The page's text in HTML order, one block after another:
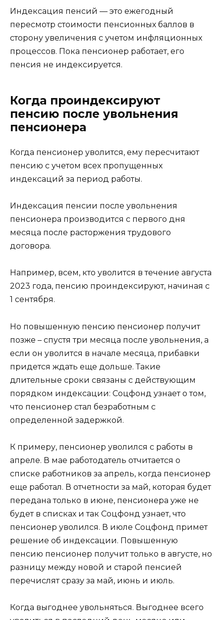
Индексация пенсий — это ежегодный
пересмотр стоимости пенсионных баллов в
сторону увеличения с учетом инфляционных
процессов. Пока пенсионер работает, его
пенсия не индексируется.
Когда проиндексируют
пенсию после увольнения
пенсионера
Когда пенсионер уволится, ему пересчитают
пенсию с учетом всех пропущенных
индексаций за период работы.
Индексация пенсии после увольнения
пенсионера производится с первого дня
месяца после расторжения трудового
договора.
Например, всем, кто уволится в течение августа
2023 года, пенсию проиндексируют, начиная с
1 сентября.
Но повышенную пенсию пенсионер получит
позже – спустя три месяца после увольнения, а
если он уволится в начале месяца, прибавки
придется ждать еще дольше. Такие
длительные сроки связаны с действующим
порядком индексации: Соцфонд узнает о том,
что пенсионер стал безработным с
определенной задержкой.
К примеру, пенсионер уволился с работы в
апреле. В мае работодатель отчитается о
списке работников за апрель, когда пенсионер
еще работал. В отчетности за май, которая будет
передана только в июне, пенсионера уже не
будет в списках и так Соцфонд узнает, что
пенсионер уволился. В июле Соцфонд примет
решение об индексации. Повышенную
пенсию пенсионер получит только в августе, но
разницу между новой и старой пенсией
перечислят сразу за май, июнь и июль.
Когда выгоднее увольняться. Выгоднее всего